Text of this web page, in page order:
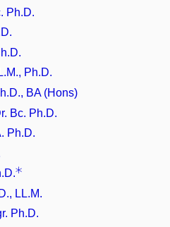
Ph.D.
Ph.D.
BA (Hons)
Bc. Ph.D.
Ph.D.
LL.M.
Ph.D.